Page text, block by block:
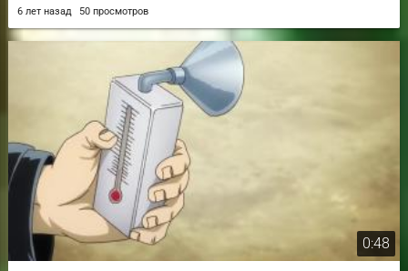
6 лет назад 50 просмотров
0:48